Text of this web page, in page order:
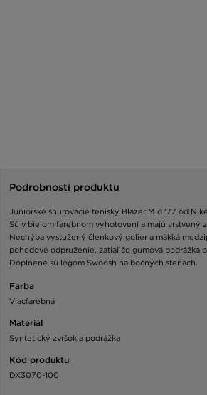
Podrobnosti produktu
Juniorské šnurovacie tenisky Blazer Mid '77 od
Sú v bielom farebnom vyhotovení a majú vrstvený
Nechýba vystužený členkový golier a mäkká
pohodové odpruženie, zatiaľ čo gumová podrážka
Doplnené sú logom Swoosh na bočných stenách.
Farba
Viacfarebná
Materiál
Syntetický zvršok a podrážka
Kód produktu
DX3070-100